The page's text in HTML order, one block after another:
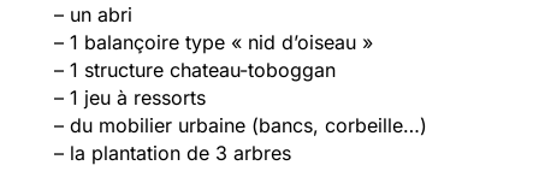
– un abri
– 1 balançoire type « nid d’oiseau »
– 1 structure chateau-toboggan
– 1 jeu à ressorts
– du mobilier urbaine (bancs, corbeille…)
– la plantation de 3 arbres